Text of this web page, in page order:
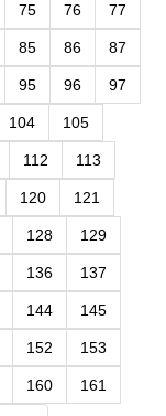
75 76 77
85 86 87
95 96 97
104 105
112 113
120 121
128 129
136 137
144 145
152 153
160 161